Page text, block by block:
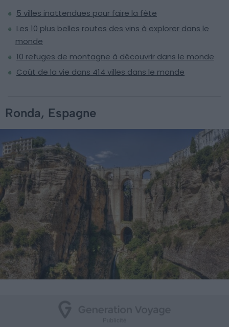
5 villes inattendues pour faire la fête
Les 10 plus belles routes des vins à explorer dans le
monde
10 refuges de montagne à découvrir dans le monde
Coût de la vie dans 414 villes dans le monde
Ronda, Espagne